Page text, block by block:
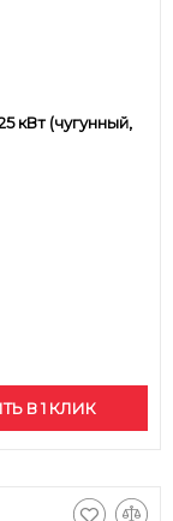
кВт (чугунный,
В 1 КЛИК